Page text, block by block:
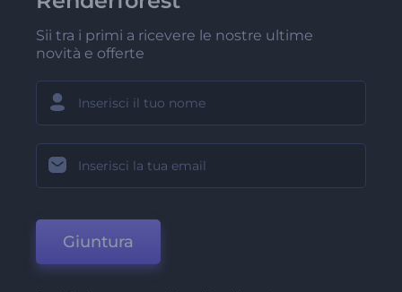
Sii tra i primi a ricevere le nostre ultime
novità e offerte
Giuntura